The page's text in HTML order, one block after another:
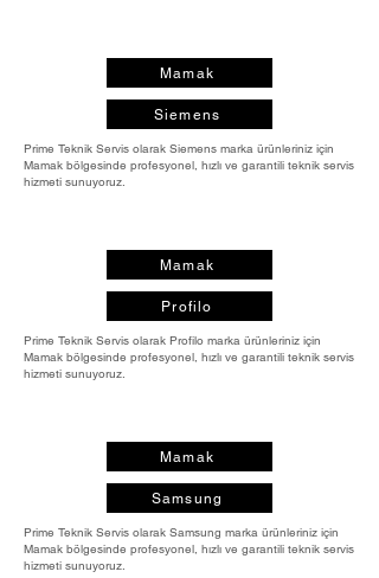
Mamak
Siemens
Prime Teknik Servis olarak Siemens marka ürünleriniz için
Mamak bölgesinde profesyonel, hızlı ve garantili teknik servis
hizmeti sunuyoruz.
Mamak
Profilo
Prime Teknik Servis olarak Profilo marka ürünleriniz için
Mamak bölgesinde profesyonel, hızlı ve garantili teknik servis
hizmeti sunuyoruz.
Mamak
Samsung
Prime Teknik Servis olarak Samsung marka ürünleriniz için
Mamak bölgesinde profesyonel, hızlı ve garantili teknik servis
hizmeti sunuyoruz.